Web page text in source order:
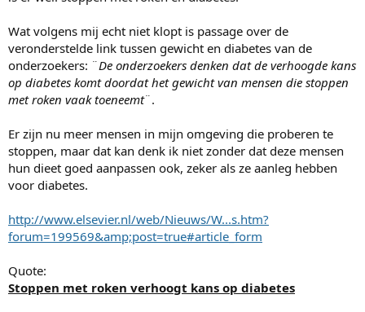
Wat volgens mij echt niet klopt is passage over de
veronderstelde link tussen gewicht en diabetes van de
onderzoekers: ¨De onderzoekers denken dat de verhoogde kans
op diabetes komt doordat het gewicht van mensen die stoppen
met roken vaak toeneemt¨.
Er zijn nu meer mensen in mijn omgeving die proberen te
stoppen, maar dat kan denk ik niet zonder dat deze mensen
hun dieet goed aanpassen ook, zeker als ze aanleg hebben
voor diabetes.
http://www.elsevier.nl/web/Nieuws/W...s.htm?
forum=199569&amp;post=true#article_form
Quote:
Stoppen met roken verhoogt kans op diabetes